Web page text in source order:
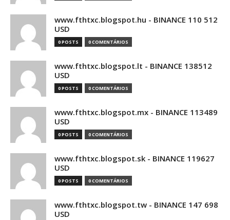
www.fthtxc.blogspot.hu - BINANCE 110 512
USD
0 POSTS 0 COMENTÁRIOS
www.fthtxc.blogspot.lt - BINANCE 138512
USD
0 POSTS 0 COMENTÁRIOS
www.fthtxc.blogspot.mx - BINANCE 113489
USD
0 POSTS 0 COMENTÁRIOS
www.fthtxc.blogspot.sk - BINANCE 119627
USD
0 POSTS 0 COMENTÁRIOS
www.fthtxc.blogspot.tw - BINANCE 147 698
USD